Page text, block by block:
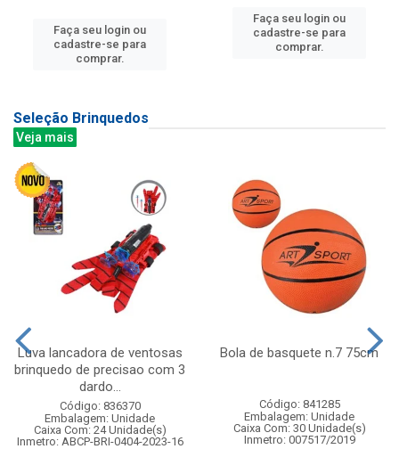
Faça seu login ou
cadastre-se para
comprar.
Faça seu login ou
cadastre-se para
comprar.
Seleção Brinquedos
Veja mais
Luva lancadora de ventosas
brinquedo de precisao com 3
dardo...
Código: 836370
Embalagem: Unidade
Caixa Com: 24 Unidade(s)
Inmetro: ABCP-BRI-0404-2023-16
Bola de basquete n.7 75cm
Código: 841285
Embalagem: Unidade
Caixa Com: 30 Unidade(s)
Inmetro: 007517/2019